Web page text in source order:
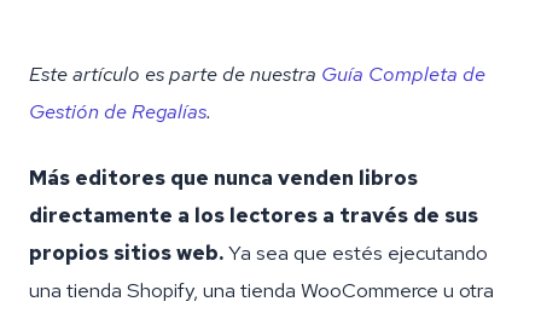
Este artículo es parte de nuestra Guía Completa de
Gestión de Regalías.
Más editores que nunca venden libros
directamente a los lectores a través de sus
propios sitios web.Ya sea que estés ejecutando
una tienda Shopify, una tienda WooCommerce u otra